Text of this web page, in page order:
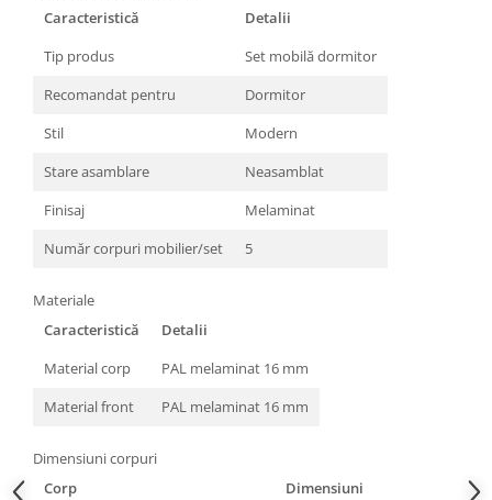
Caracteristică
Detalii
Tip produs
Set mobilă dormitor
Recomandat pentru
Dormitor
Stil
Modern
Stare asamblare
Neasamblat
Finisaj
Melaminat
Număr corpuri mobilier/set
5
Materiale
Caracteristică
Detalii
Material corp
PAL melaminat 16 mm
Material front
PAL melaminat 16 mm
Dimensiuni corpuri
Corp
Dimensiuni